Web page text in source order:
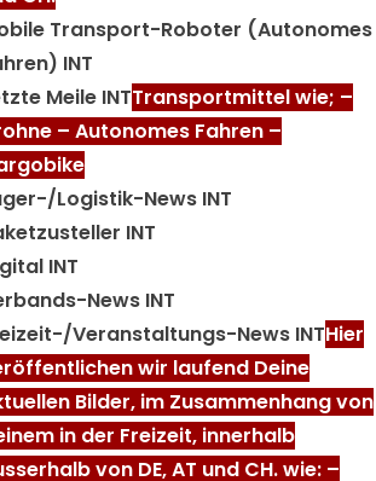
Transport-Roboter (Autonomes
INT
Meile INTTransportmittel wie; –
– Autonomes Fahren –
Logistik-News INT
INT
INT
News INT
Veranstaltungs-News INTHier
wir laufend Deine
Bilder, im Zusammenhang von
in der Freizeit, innerhalb
von DE, AT und CH. wie: –